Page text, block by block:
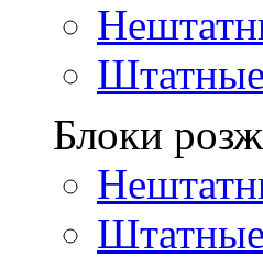
Блоки